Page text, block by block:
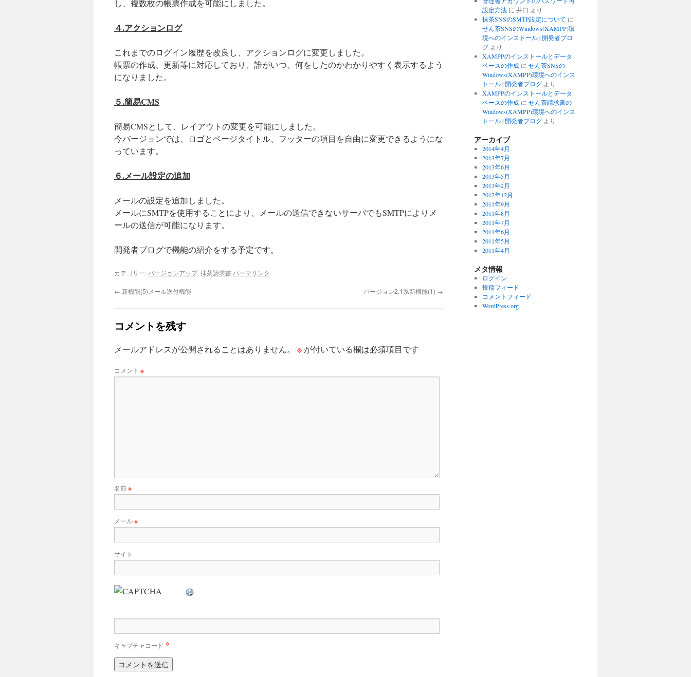
し、複数枚の帳票作成を可能にしました。
４.アクションログ
これまでのログイン履歴を改良し、アクションログに変更しました。
帳票の作成、更新等に対応しており、誰がいつ、何をしたのかわかりやすく表示するよう
になりました。
５.簡易CMS
簡易CMSとして、レイアウトの変更を可能にしました。
今バージョンでは、ロゴとページタイトル、フッターの項目を自由に変更できるようにな
っています。
６.メール設定の追加
メールの設定を追加しました。
メールにSMTPを使用することにより、メールの送信できないサーバでもSMTPによりメ
ールの送信が可能になります。
開発者ブログで機能の紹介をする予定です。
カテゴリー: バージョンアップ, 抹茶請求書 パーマリンク
← 新機能(5)メール送付機能 バージョン2.1系新機能(1) →
コメントを残す
メールアドレスが公開されることはありません。 ※ が付いている欄は必須項目です
コメント ※
名前※
メール※
サイト
キャプチャコード *
設定方法に 井口 より
抹茶SNSのSMTP設定について に
せん茶SNSのWindows(XAMPP)環
境へのインストール | 開発者ブロ
グより
XAMPPのインストールとデータ
ベースの作成に せん茶SNSの
Windows(XAMPP)環境へのインス
トール | 開発者ブログより
XAMPPのインストールとデータ
ベースの作成に せん茶請求書の
Windows(XAMPP)環境へのインス
トール | 開発者ブログより
アーカイブ
2014年4月
2013年7月
2013年6月
2013年5月
2013年2月
2012年12月
2011年9月
2011年8月
2011年7月
2011年6月
2011年5月
2011年4月
メタ情報
ログイン
投稿フィード
コメントフィード
WordPress.org